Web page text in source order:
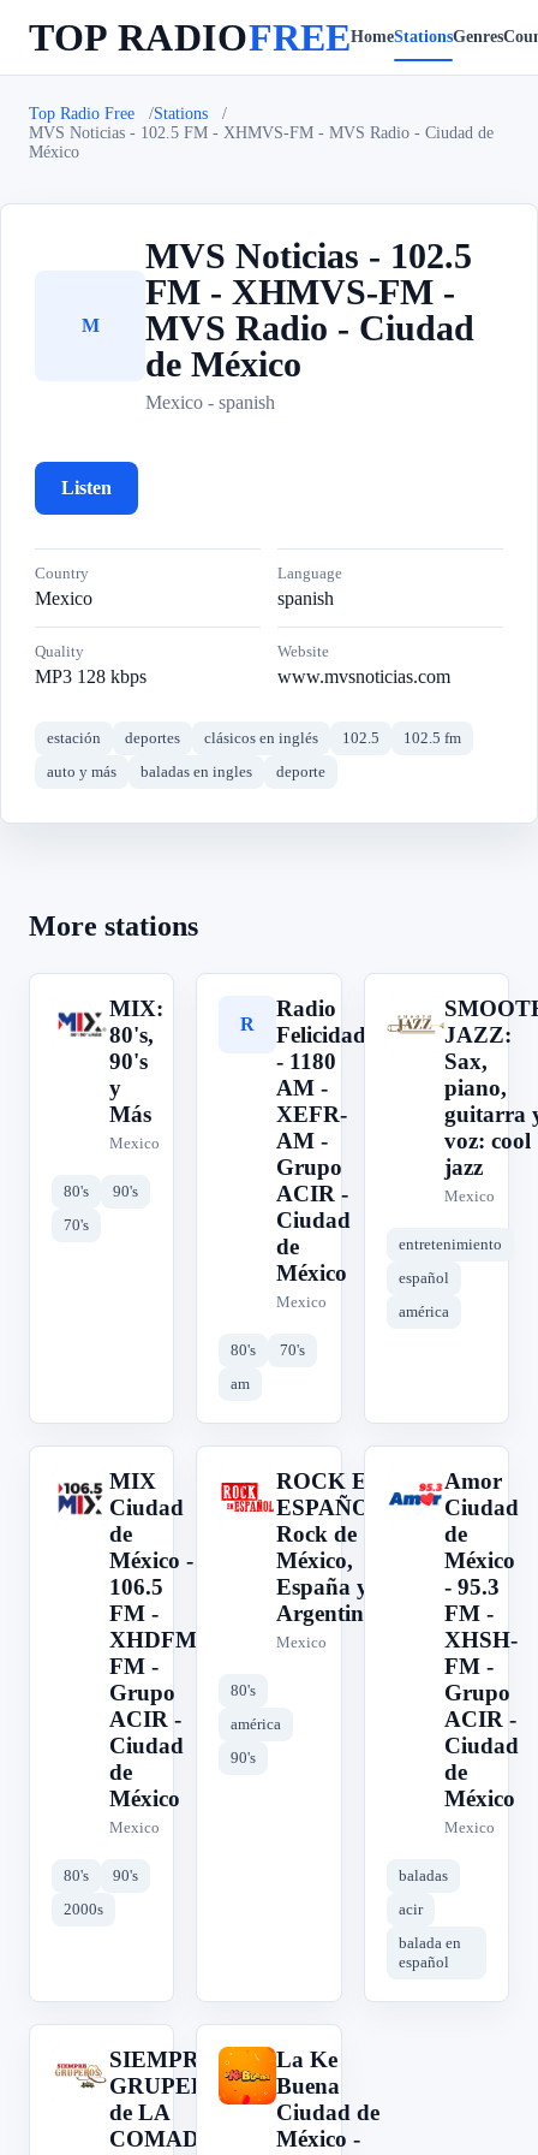
TOP RADIOFREEHomeStationsGenres
Top Radio Free
Stations
MVS Noticias - 102.5 FM - XHMVS-FM - MVS Radio - Ciudad de
México
M
MVS Noticias - 102.5
FM - XHMVS-FM -
MVS Radio - Ciudad
de México
Mexico - spanish
Listen
Country
Mexico
Language
spanish
Quality
MP3 128 kbps
Website
www.mvsnoticias.com
estación deportes clásicos en inglés 102.5
102.5 fm
auto y más
baladas en ingles deporte
More stations
M
MIX:
80's,
90's
y
Más
Mexico
80's
90's
70's
R
Radio
Felicidad
- 1180
AM -
XEFR-
AM -
Grupo
ACIR -
Ciudad
de
México
Mexico
80's
70's
am
S
JAZZ:
Sax,
piano,
guitarra
voz: cool
jazz
Mexico
entretenimiento
español
américa
M
MIX
Ciudad
de
México -
106.5
FM -
XHDFM-
FM -
Grupo
ACIR -
Ciudad
de
México
Mexico
80's
90's
2000s
R
ROCK EN
ESPAÑOL:
Rock de
México,
España y
Argentina
Mexico
80's
américa
90's
A
Amor
Ciudad
de
México
- 95.3
FM -
XHSH-
FM -
Grupo
ACIR -
Ciudad
de
México
Mexico
baladas
acir
balada en
español
S
SIEMPRE
GRUPEROS
de LA
COMADRE
L
La Ke
Buena
Ciudad de
México -